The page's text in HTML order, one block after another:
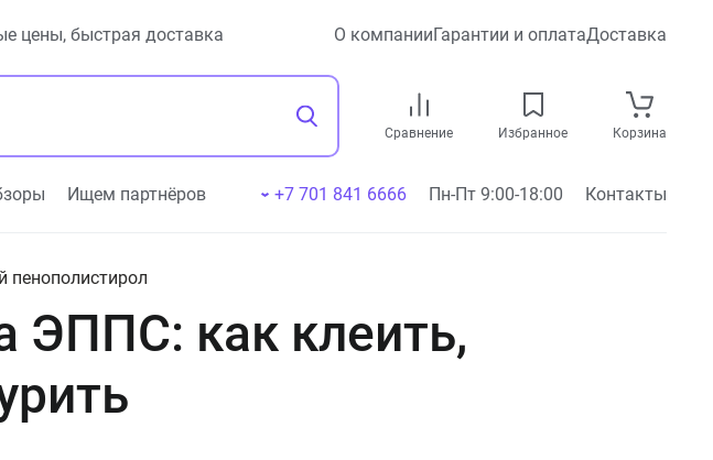
цены, быстрая доставка О компанииГарантии и оплатаДоставка
Сравнение Избранное Корзина
Ищем партнёров +7 701 841 6666 Пн-Пт 9:00-18:00 Контакты
пенополистирол
ЭППС: как клеить,